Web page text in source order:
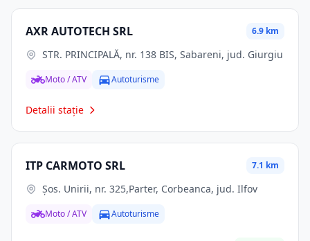
AXR AUTOTECH SRL 6.9 km
STR. PRINCIPALĂ, nr. 138 BIS, Sabareni, jud. Giurgiu
Moto / ATV Autoturisme
Detalii stație
ITP CARMOTO SRL 7.1 km
Şos. Unirii, nr. 325,Parter, Corbeanca, jud. Ilfov
Moto / ATV Autoturisme